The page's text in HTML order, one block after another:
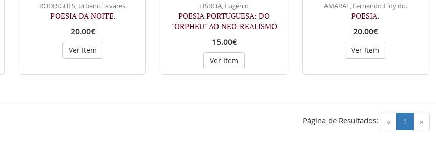
RODRIGUES, Urbano Tavares.
POESIA DA NOITE.
20.00€
Ver Item
LISBOA, Eugénio
POESIA PORTUGUESA: DO
"ORPHEU" AO NEO-REALISMO
15.00€
Ver Item
AMARAL, Fernando Eloy do.
POESIA.
20.00€
Ver Item
« 1 (current)
»
Página de Resultados: